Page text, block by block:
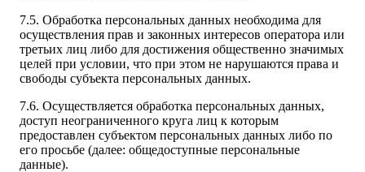
7.5. Обработка персональных данных необходима для
осуществления прав и законных интересов оператора или
третьих лиц либо для достижения общественно значимых
целей при условии, что при этом не нарушаются права и
свободы субъекта персональных данных.
7.6. Осуществляется обработка персональных данных,
доступ неограниченного круга лиц к которым
предоставлен субъектом персональных данных либо по
его просьбе (далее: общедоступные персональные
данные).